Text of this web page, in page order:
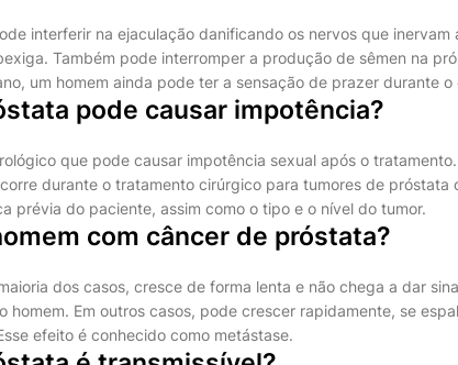
interferir na ejaculação danificando os nervos que inervam
Também pode interromper a produção de sêmen na
um homem ainda pode ter a sensação de prazer durante o
pode causar impotência?
que pode causar impotência sexual após o
durante o tratamento cirúrgico para tumores de próstata
prévia do paciente, assim como o tipo e o nível do tumor.
com câncer de próstata?
dos casos, cresce de forma lenta e não chega a dar
homem. Em outros casos, pode crescer rapidamente, se
efeito é conhecido como metástase.